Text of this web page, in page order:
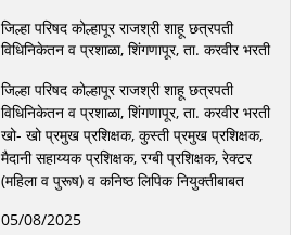
जिल्हा परिषद कोल्हापूर राजश्री शाहू छत्रपती
विधिनिकेतन व प्रशाळा, शिंगणापूर, ता. करवीर भरती
जिल्हा परिषद कोल्हापूर राजश्री शाहू छत्रपती
विधिनिकेतन व प्रशाळा, शिंगणापूर, ता. करवीर भरती
खो- खो प्रमुख प्रशिक्षक, कुस्ती प्रमुख प्रशिक्षक,
मैदानी सहाय्यक प्रशिक्षक, रग्बी प्रशिक्षक, रेक्टर
(महिला व पुरूष) व कनिष्ठ लिपिक नियुक्तीबाबत
05/08/2025